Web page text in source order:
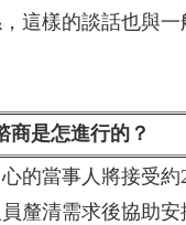
這樣的談話也與
商是怎進行的？
的當事人將接受約
釐清需求後協助安